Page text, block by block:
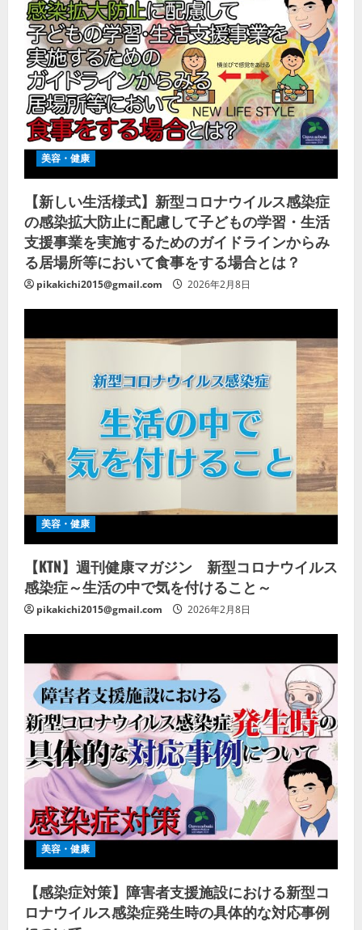
美容・健康
【新しい生活様式】新型コロナウイルス感染症
の感染拡大防止に配慮して子どもの学習・生活
支援事業を実施するためのガイドラインからみ
る居場所等において食事をする場合とは？
pikakichi2015@gmail.com 2026年2月8日
美容・健康
【KTN】週刊健康マガジン 新型コロナウイルス
感染症～生活の中で気を付けること～
pikakichi2015@gmail.com 2026年2月8日
美容・健康
【感染症対策】障害者支援施設における新型コ
ロナウイルス感染症発生時の具体的な対応事例